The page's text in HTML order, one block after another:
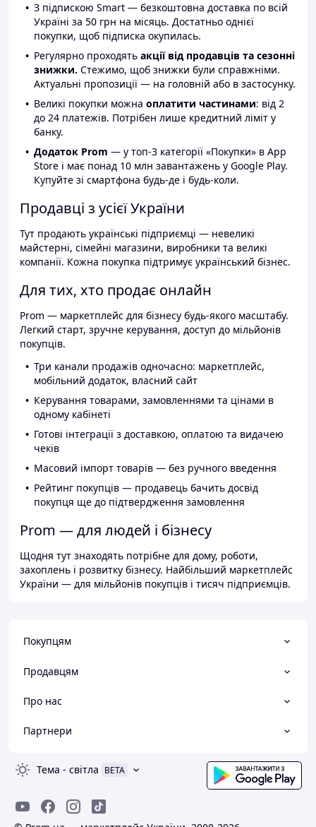
З підпискою Smart — безкоштовна доставка по всій
Україні за 50 грн на місяць. Достатньо однієї
покупки, щоб підписка окупилась.
Регулярно проходять акції від продавців та сезонні
знижки. Стежимо, щоб знижки були справжніми.
Актуальні пропозиції — на головній або в застосунку.
Великі покупки можна оплатити частинами: від 2
до 24 платежів. Потрібен лише кредитний ліміт у
банку.
Додаток Prom — у топ-3 категорії «Покупки» в App
Store і має понад 10 млн завантажень у Google Play.
Купуйте зі смартфона будь-де і будь-коли.
Продавці з усієї України
Тут продають українські підприємці — невеликі
майстерні, сімейні магазини, виробники та великі
компанії. Кожна покупка підтримує український бізнес.
Для тих, хто продає онлайн
Prom — маркетплейс для бізнесу будь-якого масштабу.
Легкий старт, зручне керування, доступ до мільйонів
покупців.
Три канали продажів одночасно: маркетплейс,
мобільний додаток, власний сайт
Керування товарами, замовленнями та цінами в
одному кабінеті
Готові інтеграції з доставкою, оплатою та видачею
чеків
Масовий імпорт товарів — без ручного введення
Рейтинг покупців — продавець бачить досвід
покупця ще до підтвердження замовлення
Prom — для людей і бізнесу
Щодня тут знаходять потрібне для дому, роботи,
захоплень і розвитку бізнесу. Найбільший маркетплейс
України — для мільйонів покупців і тисяч підприємців.
Покупцям
Продавцям
Про нас
Партнери
Тема - світла BETA